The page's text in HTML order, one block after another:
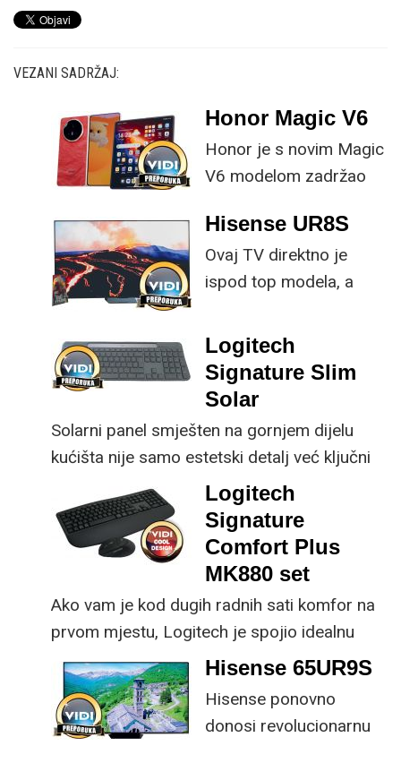
VEZANI SADRŽAJ:
Honor Magic V6
Honor je s novim Magic
V6 modelom zadržao
specifikacije, no
istovremeno
implementirao
ključne svakom
korisniku.
Hisense UR8S
Ovaj TV direktno je
ispod top modela, a
male ustupke možete
osjetno uštedjeti pri
kupnji.
Logitech
Signature Slim
Solar
Solarni panel smješten na gornjem dijelu
kućišta nije samo estetski detalj već ključni
dio koncepta ovog proizvoda, jer koristi
energiju prirodnog ili umjetnog svjetla za
rad.
Logitech
Signature
Comfort Plus
MK880 set
Ako vam je kod dugih radnih sati komfor na
prvom mjestu, Logitech je spojio idealnu
kombinaciju tipkovnice i miša s naprednim
funkcijama.
Hisense 65UR9S
Hisense ponovno
donosi revolucionarnu